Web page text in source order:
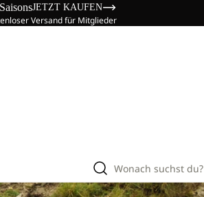
JETZT KAUFEN
Versand für Mitglieder
Wonach suchst du?